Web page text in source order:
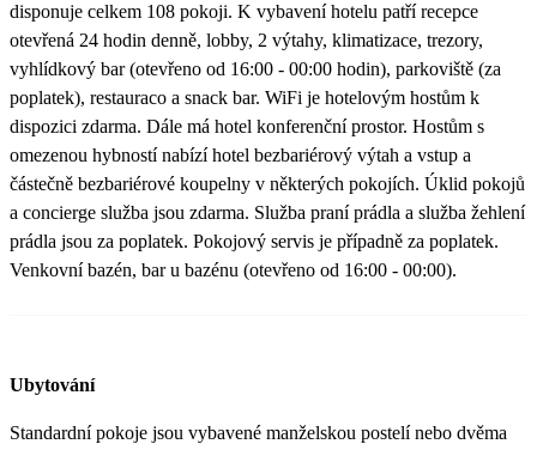
disponuje celkem 108 pokoji. K vybavení hotelu patří recepce
otevřená 24 hodin denně, lobby, 2 výtahy, klimatizace, trezory,
vyhlídkový bar (otevřeno od 16:00 - 00:00 hodin), parkoviště (za
poplatek), restauraco a snack bar. WiFi je hotelovým hostům k
dispozici zdarma. Dále má hotel konferenční prostor. Hostům s
omezenou hybností nabízí hotel bezbariérový výtah a vstup a
částečně bezbariérové koupelny v některých pokojích. Úklid pokojů
a concierge služba jsou zdarma. Služba praní prádla a služba žehlení
prádla jsou za poplatek. Pokojový servis je případně za poplatek.
Venkovní bazén, bar u bazénu (otevřeno od 16:00 - 00:00).
Ubytování
Standardní pokoje jsou vybavené manželskou postelí nebo dvěma